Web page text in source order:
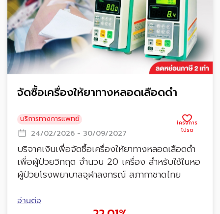
จัดซื้อเครื่องให้ยาทางหลอดเลือดดำ
บริการทางการแพทย์
24/02/2026 - 30/09/2027
บริจาคเงินเพื่อจัดซื้อเครื่องให้ยาทางหลอดเลือดดำ
เพื่อผู้ป่วยวิกฤต จำนวน 20 เครื่อง สำหรับใช้ในหอ
ผู้ป่วยโรงพยาบาลจุฬาลงกรณ์ สภากาชาดไทย
อ่านต่อ